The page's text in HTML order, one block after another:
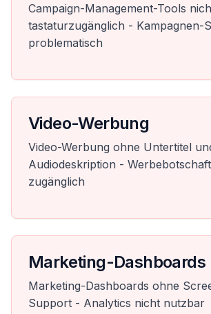
Campaign-Management-Tools
tastaturzugänglich - Kampagnen-
problematisch
Video-Werbung
Video-Werbung ohne Untertitel
Audiodeskription -
zugänglich
Marketing-Dashboards
Marketing-Dashboards ohne
Support - Analytics nicht nutzbar